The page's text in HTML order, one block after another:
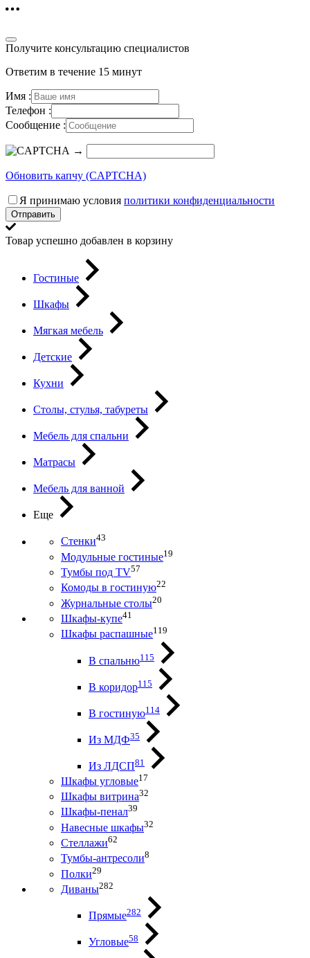
Получите консультацию специалистов
Ответим в течение 15 минут
Имя :
Телефон :
Сообщение :
→
Обновить капчу (CAPTCHA)
Я принимаю условия политики конфиденциальности
Отправить
Товар успешно добавлен в корзину
Гостиные
Шкафы
Мягкая мебель
Детские
Кухни
Столы, стулья, табуреты
Мебель для спальни
Матрасы
Мебель для ванной
Еще
Стенки43
Модульные гостиные19
Тумбы под ТV57
Комоды в гостиную22
Журнальные столы20
Шкафы-купе41
Шкафы распашные119
В спальню115
В коридор115
В гостиную114
Из МДФ35
Из ЛДСП81
Шкафы угловые17
Шкафы витрина32
Шкафы-пенал39
Навесные шкафы32
Стеллажи62
Тумбы-антресоли8
Полки29
Диваны282
Прямые282
Угловые58